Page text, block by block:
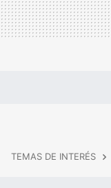
TEMAS DE INTERÉS